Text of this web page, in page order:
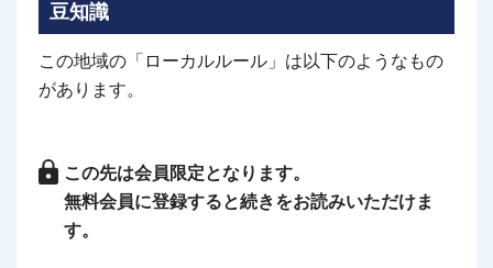
豆知識
この地域の「ローカルルール」は以下のようなもの
があります。
この先は会員限定となります。
無料会員に登録すると続きをお読みいただけま
す。